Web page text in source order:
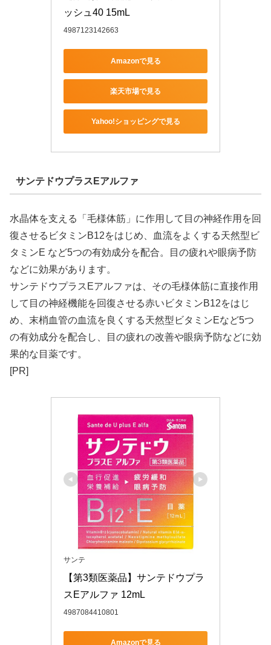
ッシュ40 15mL
4987123142663
Amazonで見る
楽天市場で見る
Yahoo!ショッピングで見る
サンテドウプラスEアルファ
水晶体を支える「毛様体筋」に作用して目の神経作用を回
復させるビタミンB12をはじめ、血流をよくする天然型ビ
タミンE など5つの有効成分を配合。目の疲れや眼病予防
などに効果があります。
サンテドウプラスEアルファは、その毛様体筋に直接作用
して目の神経機能を回復させる赤いビタミンB12をはじ
め、末梢血管の血流を良くする天然型ビタミンEなど5つ
の有効成分を配合し、目の疲れの改善や眼病予防などに効
果的な目薬です。
[PR]
サンテ
【第3類医薬品】サンテドウプラ
スEアルファ 12mL
4987084410801
Amazonで見る